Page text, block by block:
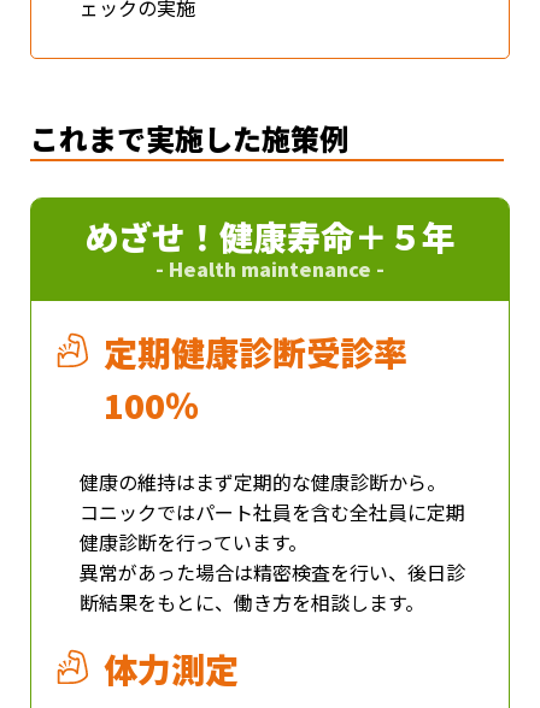
ェックの実施
これまで実施した施策例
めざせ！健康寿命＋５年
- Health maintenance -
定期健康診断受診率
100％
健康の維持はまず定期的な健康診断から。
コニックではパート社員を含む全社員に定期
健康診断を行っています。
異常があった場合は精密検査を行い、後日診
断結果をもとに、働き方を相談します。
体力測定